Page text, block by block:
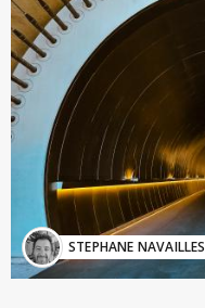
STEPHANE NAVAILLES